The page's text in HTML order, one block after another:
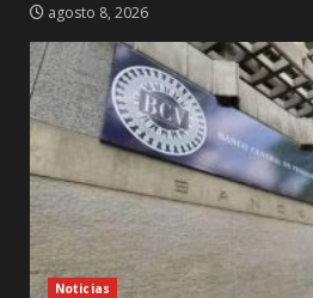
agosto 8, 2026
Noticias